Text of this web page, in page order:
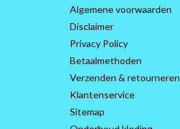
Algemene voorwaarden
Disclaimer
Privacy Policy
Betaalmethoden
Verzenden & retourneren
Klantenservice
Sitemap